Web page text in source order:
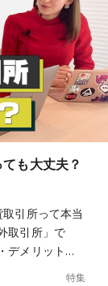
も大丈夫？
引所って本当
取引所」で
デメリット…
特集